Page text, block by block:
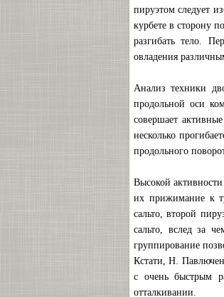
пируэтом следует
курбете в сторону
разгибать тело.
овладения
Анализ техники
продольной оси
совершает
несколько
продольного
Высокой
их прижимание к
сальто, второй
сальто, вслед за
группирование
Кстати, Н.
с очень быстрым
отталкивании.